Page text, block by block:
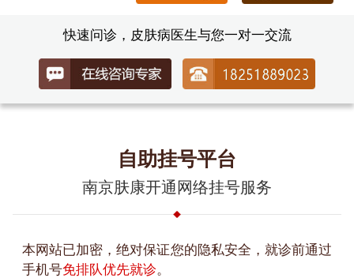
快速问诊，皮肤病医生与您一对一交流
自助挂号平台
南京肤康开通网络挂号服务
本网站已加密，绝对保证您的隐私安全，就诊前通过
手机号免排队优先就诊。